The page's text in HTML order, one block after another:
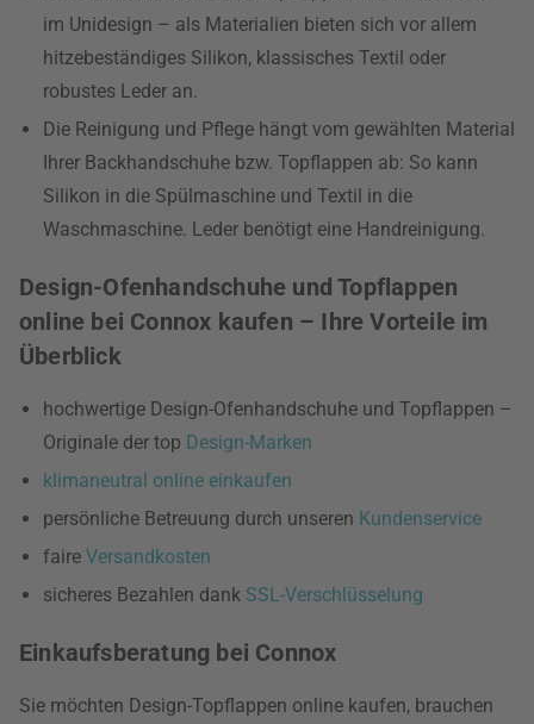
im Unidesign – als Materialien bieten sich vor allem
hitzebeständiges Silikon, klassisches Textil oder
robustes Leder an.
Die Reinigung und Pflege hängt vom gewählten Material
Ihrer Backhandschuhe bzw. Topflappen ab: So kann
Silikon in die Spülmaschine und Textil in die
Waschmaschine. Leder benötigt eine Handreinigung.
Design-Ofenhandschuhe und Topflappen
online bei Connox kaufen – Ihre Vorteile im
Überblick
hochwertige Design-Ofenhandschuhe und Topflappen –
Originale der top Design-Marken
klimaneutral online einkaufen
persönliche Betreuung durch unseren Kundenservice
faire Versandkosten
sicheres Bezahlen dank SSL-Verschlüsselung
Einkaufsberatung bei Connox
Sie möchten Design-Topflappen online kaufen, brauchen